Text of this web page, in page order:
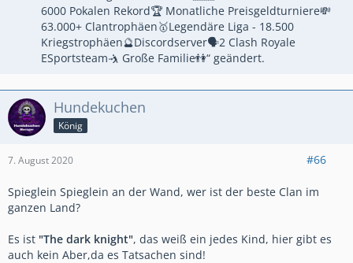
6000 Pokalen Rekord🏆 Monatliche Preisgeldturniere💸
63.000+ Clantrophäen🥇Legendäre Liga - 18.500
Kriegstrophäen🔮Discordserver🗣2 Clash Royale
ESportsteam🤺 Große Familie👫“ geändert.
Hundekuchen
König
7. August 2020 #66
Spieglein Spieglein an der Wand, wer ist der beste Clan im
ganzen Land?
Es ist "The dark knight", das weiß ein jedes Kind, hier gibt es
auch kein Aber,da es Tatsachen sind!